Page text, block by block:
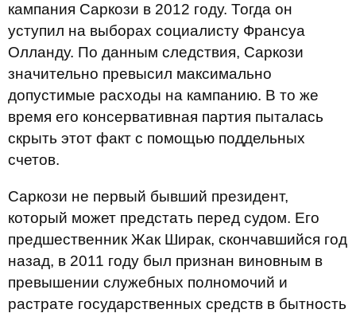
кампания Саркози в 2012 году. Тогда он
уступил на выборах социалисту Франсуа
Олланду. По данным следствия, Саркози
значительно превысил максимально
допустимые расходы на кампанию. В то же
время его консервативная партия пыталась
скрыть этот факт с помощью поддельных
счетов.
Саркози не первый бывший президент,
который может предстать перед судом. Его
предшественник Жак Ширак, скончавшийся год
назад, в 2011 году был признан виновным в
превышении служебных полномочий и
растрате государственных средств в бытность